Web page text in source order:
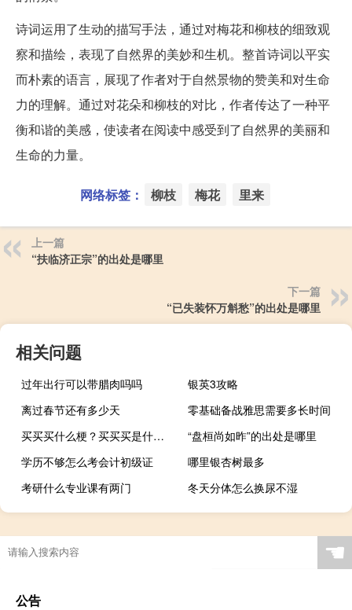
诗词运用了生动的描写手法，通过对梅花和柳枝的细致观
察和描绘，表现了自然界的美妙和生机。整首诗词以平实
而朴素的语言，展现了作者对于自然景物的赞美和对生命
力的理解。通过对花朵和柳枝的对比，作者传达了一种平
衡和谐的美感，使读者在阅读中感受到了自然界的美丽和
生命的力量。
网络标签： 柳枝 梅花 里来
上一篇
“扶临济正宗”的出处是哪里
下一篇
“已失装怀万斛愁”的出处是哪里
相关问题
过年出行可以带腊肉吗吗
银英3攻略
离过春节还有多少天
零基础备战雅思需要多长时间
买买买什么梗？买买买是什么意思什么梗
“盘桓尚如昨”的出处是哪里
学历不够怎么考会计初级证
哪里银杏树最多
考研什么专业课有两门
冬天分体怎么换尿不湿
☚
公告